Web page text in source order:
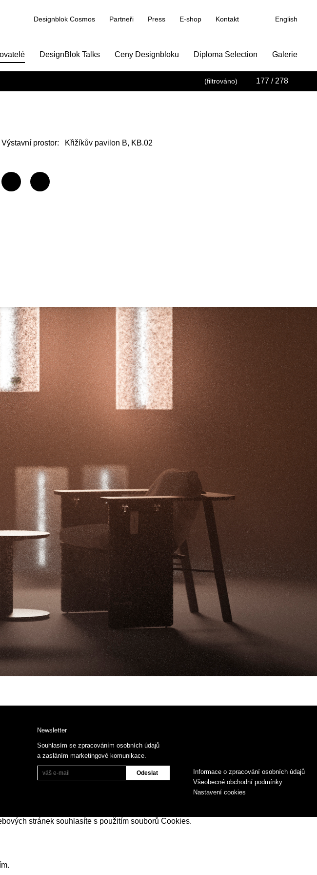
Designblok Cosmos Partneři Press E-shop Kontakt English
DesignBlok Talks Ceny Designbloku Diploma Selection Galerie
(filtrováno) 177 / 278
Výstavní prostor: Křižíkův pavilon B, KB.02
Informace o zpracování osobních údajů
Všeobecné obchodní podmínky
Nastavení cookies
Newsletter
Souhlasím se zpracováním osobních údajů
a zasláním marketingové komunikace.
stránek souhlasíte s použitím souborů Cookies.